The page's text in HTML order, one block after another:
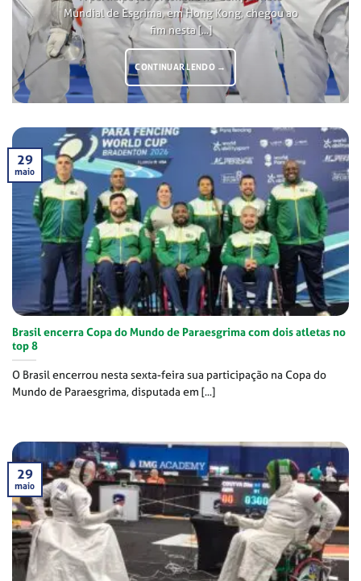
Mundial de Esgrima, em Hong Kong, chegou ao
fim nesta [...]
CONTINUAR LENDO →
Brasil encerra Copa do Mundo de Paraesgrima com dois atletas no
top 8
O Brasil encerrou nesta sexta-feira sua participação na Copa do
Mundo de Paraesgrima, disputada em [...]
29
maio
29
maio